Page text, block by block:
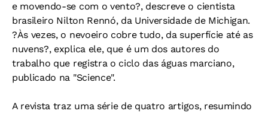
e movendo-se com o vento?, descreve o cientista
brasileiro Nilton Rennó, da Universidade de Michigan.
?Às vezes, o nevoeiro cobre tudo, da superfície até as
nuvens?, explica ele, que é um dos autores do
trabalho que registra o ciclo das águas marciano,
publicado na "Science".
A revista traz uma série de quatro artigos, resumindo